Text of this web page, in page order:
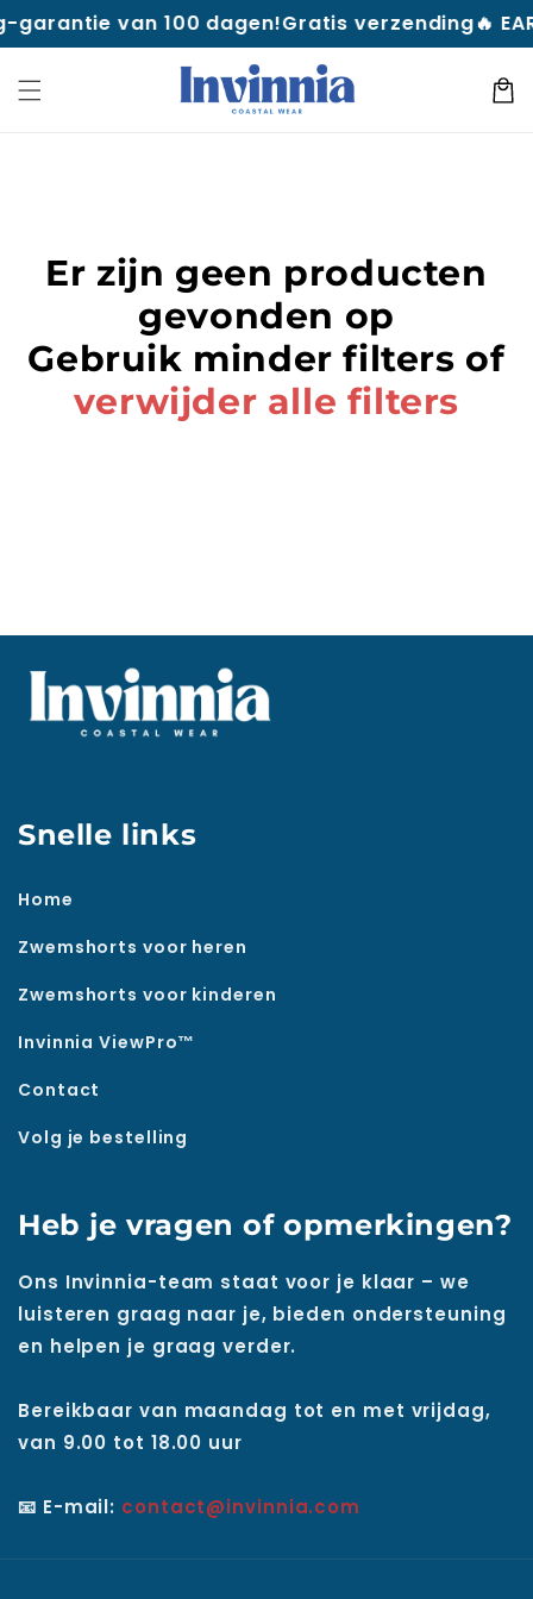
naar
de
van 100 dagen!Gratis verzending🔥
Er zijn geen producten
gevonden op
Gebruik minder filters of
verwijder alle filters
Snelle links
Home
Zwemshorts voor heren
Zwemshorts voor kinderen
Invinnia ViewPro™
Contact
Volg je bestelling
Heb je vragen of opmerkingen?
Ons Invinnia-team staat voor je klaar – we
luisteren graag naar je, bieden ondersteuning
en helpen je graag verder.
Bereikbaar van maandag tot en met vrijdag,
van 9.00 tot 18.00 uur
📧 E-mail: contact@invinnia.com